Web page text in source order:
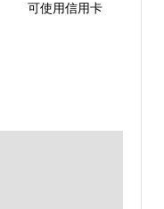
可使用信用卡